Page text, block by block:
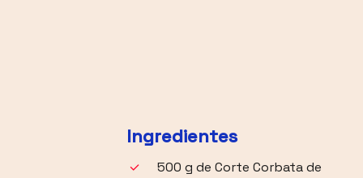
Ingredientes
500 g de Corte Corbata de